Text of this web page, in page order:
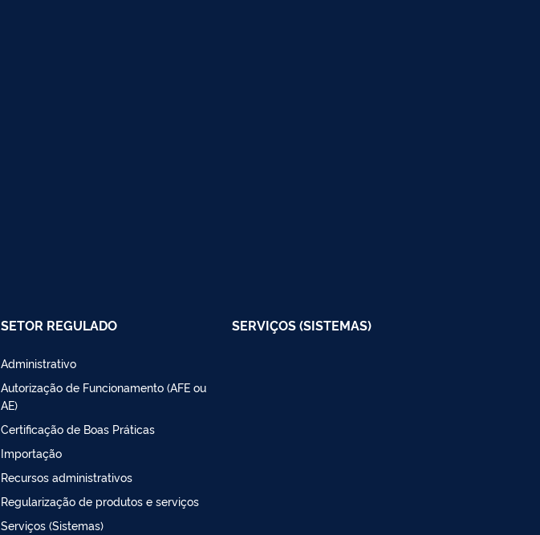
SETOR REGULADO
Administrativo
Autorização de Funcionamento (AFE ou
AE)
Certificação de Boas Práticas
Importação
Recursos administrativos
Regularização de produtos e serviços
Serviços (Sistemas)
SERVIÇOS (SISTEMAS)